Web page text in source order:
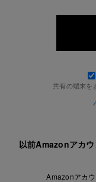
共有の端末を
以前Amazonアカ
Amazonアカ